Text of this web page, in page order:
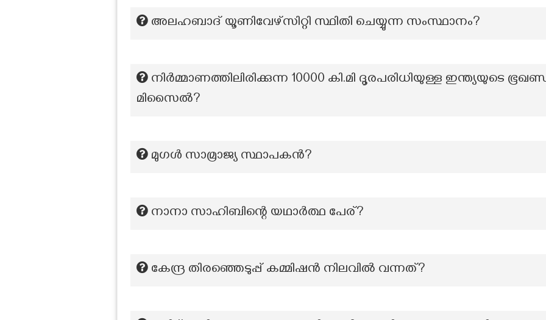
അലഹബാദ് യൂണിവേഴ്സിറ്റി സ്ഥിതി ചെയ്യുന്ന സംസ്ഥാനം?
നിർമ്മാണത്തിലിരിക്കുന്ന 10000 കി.മി ദൂരപരിധിയുള്ള ഇന്ത്യയുടെ
മിസൈൽ?
മുഗൾ സാമ്രാജ്യ സ്ഥാപകൻ?
നാനാ സാഹിബിന്റെ യഥാർത്ഥ പേര്?
കേന്ദ്ര തിരഞ്ഞെടുപ്പ് കമ്മിഷൻ നിലവിൽ വന്നത്?